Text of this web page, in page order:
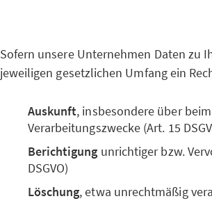
Sofern unsere Unternehmen Daten zu
jeweiligen gesetzlichen Umfang ein
Auskunft, insbesondere über
Verarbeitungszwecke (Art. 15
Berichtigung unrichtiger bzw.
DSGVO)
Löschung, etwa unrechtmäßig